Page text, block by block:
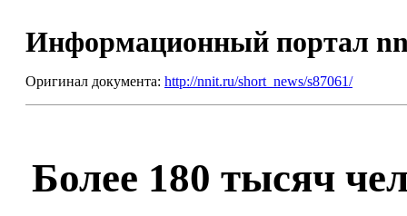
Информационный портал
Оригинал документа: http://nnit.ru/short_news/s87061/
Более 180 тысяч